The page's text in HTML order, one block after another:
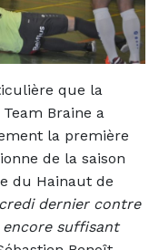
que la
Braine a
la première
de la saison
du Hainaut de
dernier contre
encore suffisant